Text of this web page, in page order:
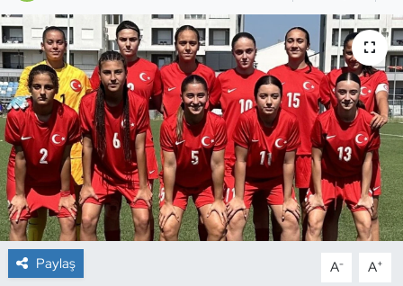
Paylaş A- A+
Buz Hokeyi
Buz Pateni
Çim Hokeyi
Cimnastik
Curling
Dağcılık